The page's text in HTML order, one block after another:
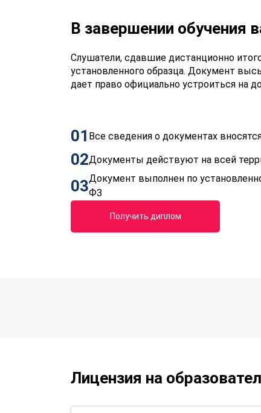
В завершении обучения
Слушатели, сдавшие дистанционно
установленного образца. Документ
дает право официально устроиться на
01 Все сведения о документах
02Документы действуют на всей
03Документ выполнен по
ФЗ
Получить диплом
Лицензия на